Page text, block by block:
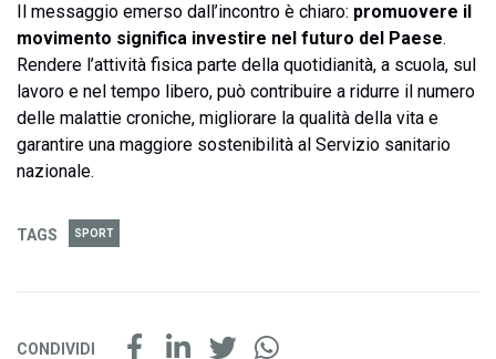
Il messaggio emerso dall’incontro è chiaro: promuovere il
movimento significa investire nel futuro del Paese.
Rendere l’attività fisica parte della quotidianità, a scuola, sul
lavoro e nel tempo libero, può contribuire a ridurre il numero
delle malattie croniche, migliorare la qualità della vita e
garantire una maggiore sostenibilità al Servizio sanitario
nazionale.
TAGS SPORT
CONDIVIDI